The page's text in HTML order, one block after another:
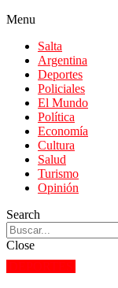
Menu
Salta
Argentina
Deportes
Policiales
El Mundo
Política
Economía
Cultura
Salud
Turismo
Opinión
Search
Close